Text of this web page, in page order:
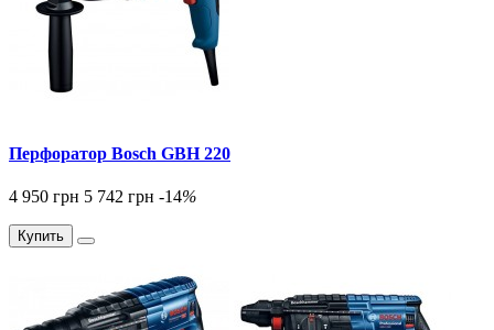
Перфоратор Bosch GBH 220
4 950 грн 5 742 грн -14%
Купить